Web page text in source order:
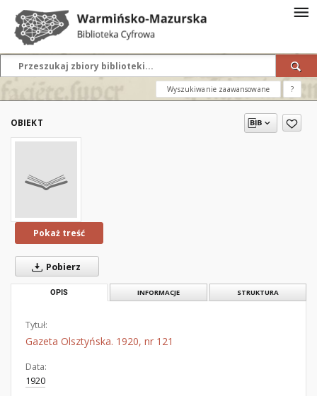
Wyszukiwanie zaawansowane ?
OBIEKT
Pokaż treść
Pobierz
OPIS INFORMACJE STRUKTURA
Tytuł:
Gazeta Olsztyńska. 1920, nr 121
Data:
1920